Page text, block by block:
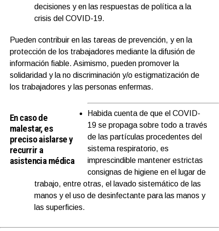
decisiones y en las respuestas de política a la
crisis del COVID-19.
Pueden contribuir en las tareas de prevención, y en la
protección de los trabajadores mediante la difusión de
información fiable. Asimismo, pueden promover la
solidaridad y la no discriminación y/o estigmatización de
los trabajadores y las personas enfermas.
En caso de
malestar, es
preciso aislarse y
recurrir a
asistencia médica
Habida cuenta de que el COVID-
19 se propaga sobre todo a través
de las partículas procedentes del
sistema respiratorio, es
imprescindible mantener estrictas
consignas de higiene en el lugar de
trabajo, entre otras, el lavado sistemático de las
manos y el uso de desinfectante para las manos y
las superficies.